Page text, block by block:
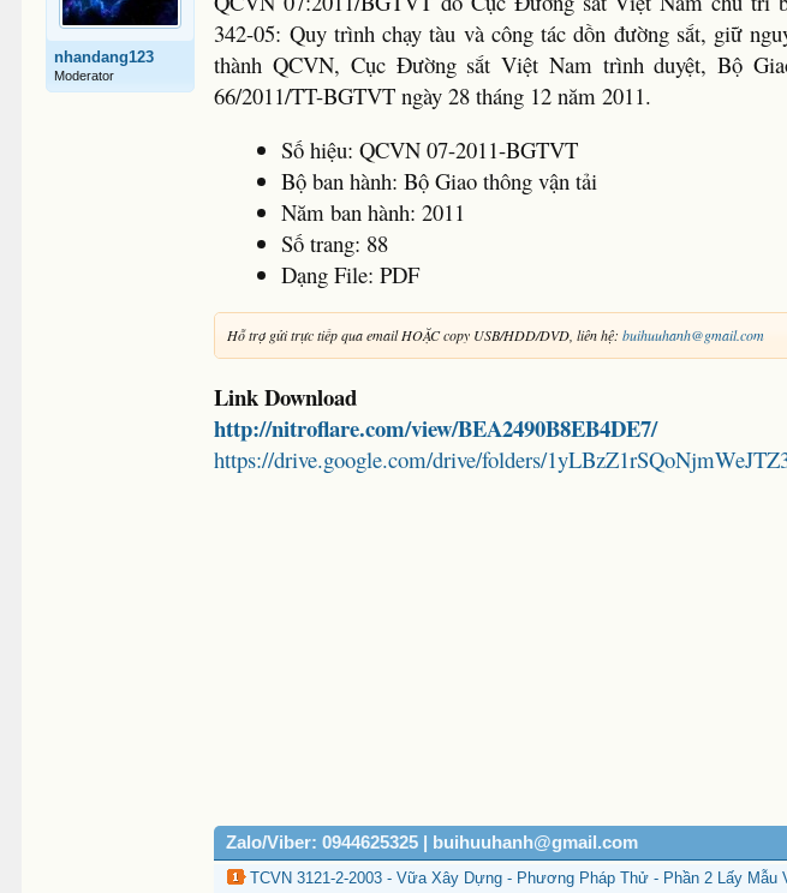
nhandang123
Moderator
342-05: Quy trình chạy tàu và công tác dồn đường sắt, giữ
thành QCVN, Cục Đường sắt Việt Nam trình duyệt, Bộ
66/2011/TT-BGTVT ngày 28 tháng 12 năm 2011.
Số hiệu: QCVN 07-2011-BGTVT
Bộ ban hành: Bộ Giao thông vận tải
Năm ban hành: 2011
Số trang: 88
Dạng File: PDF
Hỗ trợ gửi trực tiếp qua email HOẶC copy USB/HDD/DVD, liên hệ:buihuuhanh@gmail.com
Link Download
http://nitroflare.com/view/BEA2490B8EB4DE7/
https://drive.google.com/drive/folders/
Zalo/Viber: 0944625325 | buihuuhanh@gmail.com
TCVN 3121-2-2003 - Vữa Xây Dựng - Phương Pháp Thử - Phần 2 Lấy Mẫu